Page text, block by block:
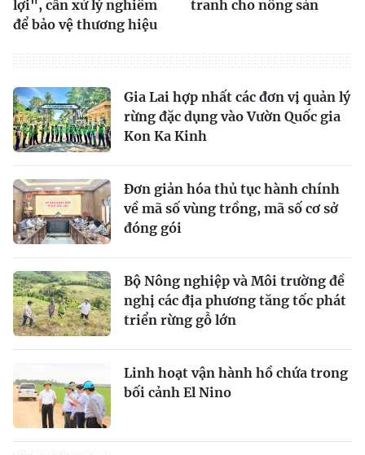
lợi", cần xử lý nghiêm
để bảo vệ thương hiệu
tranh cho nông sản
Gia Lai hợp nhất các đơn vị quản lý
rừng đặc dụng vào Vườn Quốc gia
Kon Ka Kinh
Đơn giản hóa thủ tục hành chính
về mã số vùng trồng, mã số cơ sở
đóng gói
Bộ Nông nghiệp và Môi trường đề
nghị các địa phương tăng tốc phát
triển rừng gỗ lớn
Linh hoạt vận hành hồ chứa trong
bối cảnh El Nino